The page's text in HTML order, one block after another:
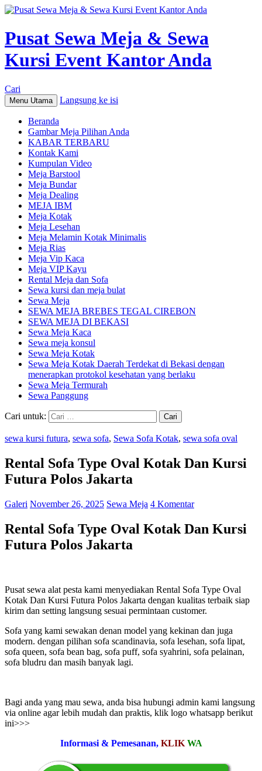
Pusat Sewa Meja & Sewa
Kursi Event Kantor Anda
Cari
Menu Utama Langsung ke isi
Beranda
Gambar Meja Pilihan Anda
KABAR TERBARU
Kontak Kami
Kumpulan Video
Meja Barstool
Meja Bundar
Meja Dealing
MEJA IBM
Meja Kotak
Meja Lesehan
Meja Melamin Kotak Minimalis
Meja Rias
Meja Vip Kaca
Meja VIP Kayu
Rental Meja dan Sofa
Sewa kursi dan meja bulat
Sewa Meja
SEWA MEJA BREBES TEGAL CIREBON
SEWA MEJA DI BEKASI
Sewa Meja Kaca
Sewa meja konsul
Sewa Meja Kotak
Sewa Meja Kotak Daerah Terdekat di Bekasi dengan
menerapkan protokol kesehatan yang berlaku
Sewa Meja Termurah
Sewa Panggung
Cari untuk:
sewa kursi futura, sewa sofa, Sewa Sofa Kotak, sewa sofa oval
Rental Sofa Type Oval Kotak Dan Kursi
Futura Polos Jakarta
Galeri November 26, 2025 Sewa Meja 4 Komentar
Rental Sofa Type Oval Kotak Dan Kursi
Futura Polos Jakarta
Pusat sewa alat pesta kami menyediakan Rental Sofa Type Oval
Kotak Dan Kursi Futura Polos Jakarta dengan kualitas terbaik siap
kirim dan setting langsung sesuai permintaan customer.
Sofa yang kami sewakan denan model yang kekinan dan juga
modern. dengan pilihan sofa scandinavia, sofa lesehan, sofa lipat,
sofa queen, sofa bean bag, sofa puff, sofa syahrini, sofa pelainan,
sofa bludru dan masih banyak lagi.
Bagi anda yang mau sewa, anda bisa hubungi admin kami langsung
via online agar lebih mudah dan praktis, klik logo whatsapp berikut
ini>>>
Informasi & Pemesanan, KLIK WA